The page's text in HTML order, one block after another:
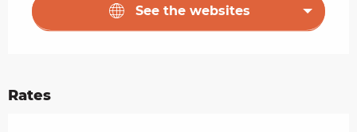
See the websites
Rates